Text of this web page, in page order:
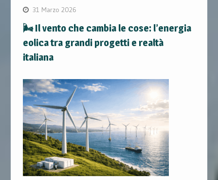
31 Marzo 2026
🌬️ Il vento che cambia le cose: l’energia
eolica tra grandi progetti e realtà
italiana